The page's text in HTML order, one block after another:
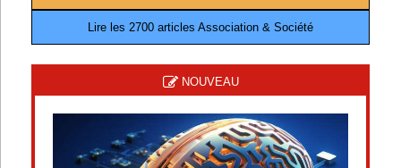
Lire les 2700 articles Association & Société
NOUVEAU